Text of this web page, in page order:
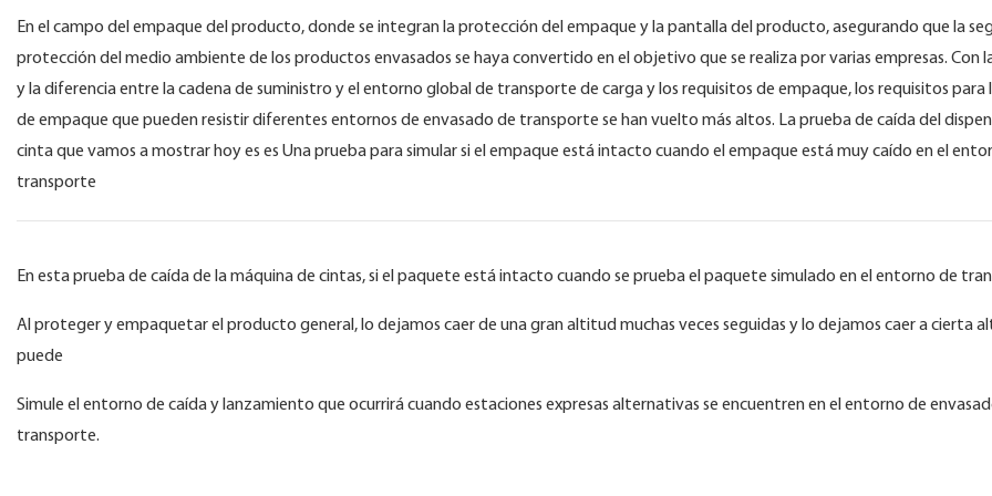
En el campo del empaque del producto, donde se integran la protección del empaque y la pantalla del producto, asegurando que la
protección del medio ambiente de los productos envasados ​​se haya convertido en el objetivo que se realiza por varias empresas. Con
y la diferencia entre la cadena de suministro y el entorno global de transporte de carga y los requisitos de empaque, los requisitos para
de empaque que pueden resistir diferentes entornos de envasado de transporte se han vuelto más altos. La prueba de caída del
cinta que vamos a mostrar hoy es es Una prueba para simular si el empaque está intacto cuando el empaque está muy caído en el
transporte
En esta prueba de caída de la máquina de cintas, si el paquete está intacto cuando se prueba el paquete simulado en el entorno de
Al proteger y empaquetar el producto general, lo dejamos caer de una gran altitud muchas veces seguidas y lo dejamos caer a cierta
puede
Simule el entorno de caída y lanzamiento que ocurrirá cuando estaciones expresas alternativas se encuentren en el entorno de
transporte.